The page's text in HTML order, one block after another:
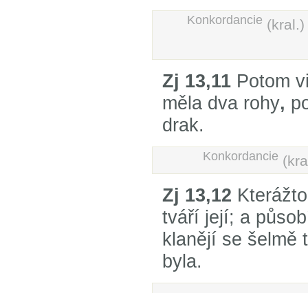
Konkordancie (kral.)
Zj 13,11 Potom
měla dva rohy,
drak.
Konkordancie
Zj 13,12
tváří její; a
klanějí se šelmě
byla.